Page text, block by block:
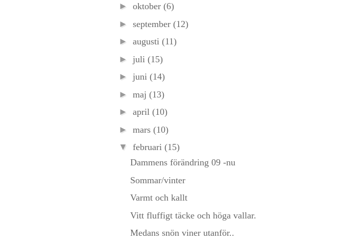
► oktober (6)
► september (12)
► augusti (11)
► juli (15)
► juni (14)
► maj (13)
► april (10)
► mars (10)
▼ februari (15)
Dammens förändring 09 -nu
Sommar/vinter
Varmt och kallt
Vitt fluffigt täcke och höga vallar.
Medans snön viner utanför..